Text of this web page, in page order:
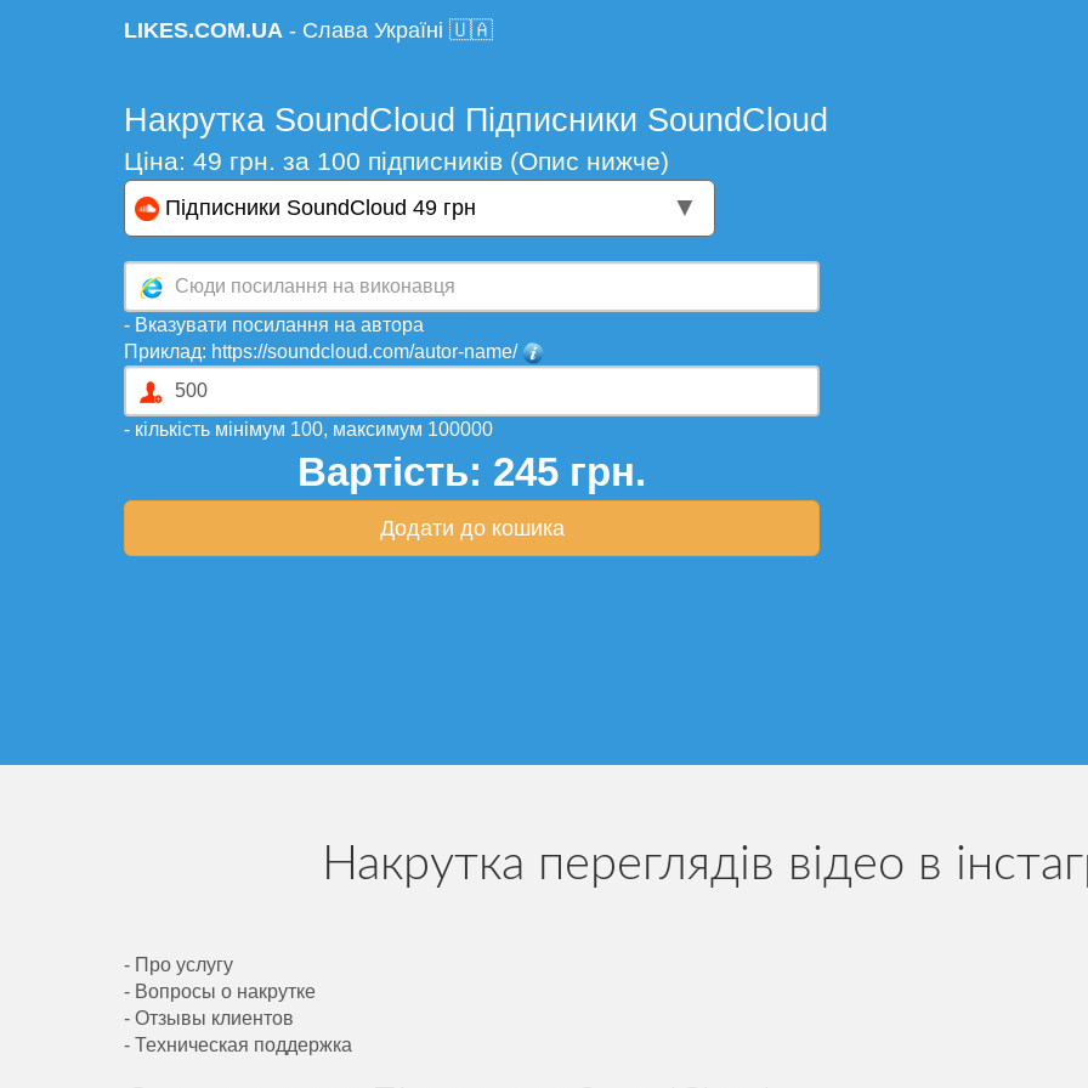
LIKES.COM.UA - Слава Україні 🇺🇦
Накрутка SoundCloud Підписники SoundCloud
Ціна: 49 грн. за 100 підписників (Опис нижче)
Підписники SoundCloud 49 грн ▼
- Вказувати посилання на автора
Приклад: https://soundcloud.com/autor-name/
- кількість мінімум 100, максимум 100000
Вартість: 245 грн.
Додати до кошика
Накрутка переглядів відео в
- Про услугу
- Вопросы о накрутке
- Отзывы клиентов
- Техническая поддержка